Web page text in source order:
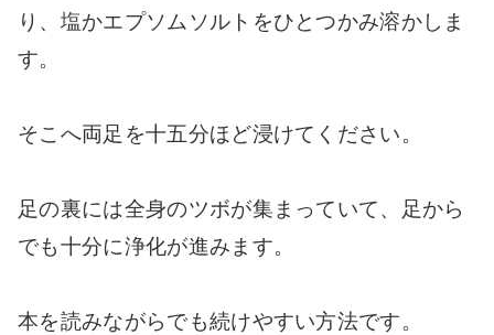
り、塩かエプソムソルトをひとつかみ溶かしま
す。
そこへ両足を十五分ほど浸けてください。
足の裏には全身のツボが集まっていて、足から
でも十分に浄化が進みます。
本を読みながらでも続けやすい方法です。